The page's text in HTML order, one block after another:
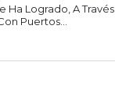
Ha Logrado, A Través
Puertos...